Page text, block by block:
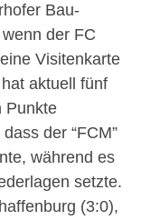
Bau-
der FC
Visitenkarte
aktuell fünf
Punkte
der “FCM”
während es
setzte.
(3:0),